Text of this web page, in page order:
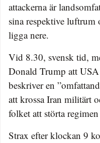
attackerna är
sina respektive
ligga nere.
Vid 8.30, svensk tid,
Donald Trump att
beskriver en
att krossa Iran militärt
folket att störta
Strax efter klockan 9